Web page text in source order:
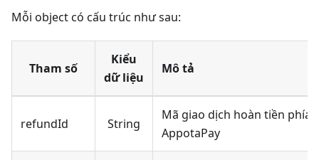
Mỗi object có cấu trúc như sau:
Tham số
Kiểu
dữ liệu
Mô tả
refundId String
Mã giao dịch hoàn tiền phía
AppotaPay